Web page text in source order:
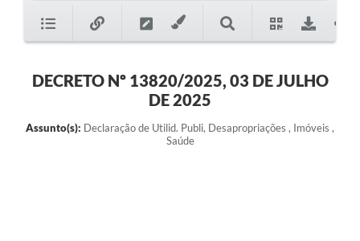
DECRETO Nº 13820/2025, 03 DE JULHO
DE 2025
Assunto(s): Declaração de Utilid. Publi, Desapropriações , Imóveis ,
Saúde